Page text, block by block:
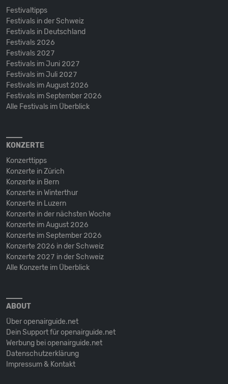
Festivaltipps
Festivals in der Schweiz
Festivals in Deutschland
Festivals 2026
Festivals 2027
Festivals im Juni 2027
Festivals im Juli 2027
Festivals im August 2026
Festivals im September 2026
Alle Festivals im Überblick
KONZERTE
Konzerttipps
Konzerte in Zürich
Konzerte in Bern
Konzerte in Winterthur
Konzerte in Luzern
Konzerte in der nächsten Woche
Konzerte im August 2026
Konzerte im September 2026
Konzerte 2026 in der Schweiz
Konzerte 2027 in der Schweiz
Alle Konzerte im Überblick
ABOUT
Über openairguide.net
Dein Support für openairguide.net
Werbung bei openairguide.net
Datenschutz­erklärung
Impressum & Kontakt